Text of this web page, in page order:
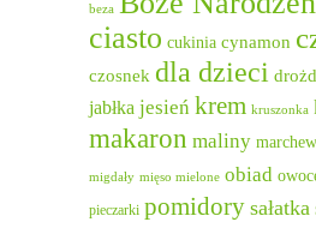
beza
ciasto cukinia cynamon
czosnek dla dzieci
jabłka jesień krem kruszonka
makaron maliny marchew
migdały mięso mielone obiad
pieczarki pomidory sałatka